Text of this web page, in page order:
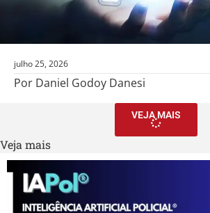
julho 25, 2026
Por Daniel Godoy Danesi
VEJA MAIS
Veja mais